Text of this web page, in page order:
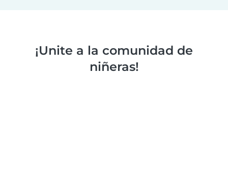
¡Unite a la comunidad de
niñeras!